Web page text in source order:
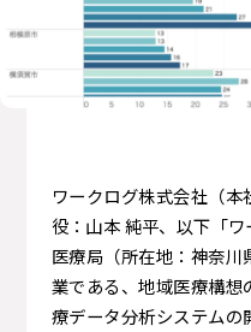
ワークログ株式会社（
役：山本 純平、以下「
医療局（所在地：神奈
業である、地域医療構
療データ分析システム